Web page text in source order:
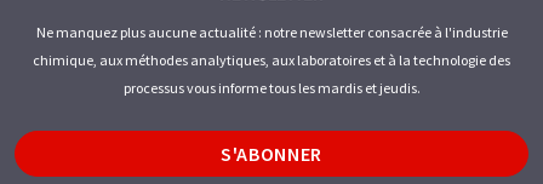
Ne manquez plus aucune actualité : notre newsletter consacrée à l'industrie
chimique, aux méthodes analytiques, aux laboratoires et à la technologie des
processus vous informe tous les mardis et jeudis.
S'ABONNER